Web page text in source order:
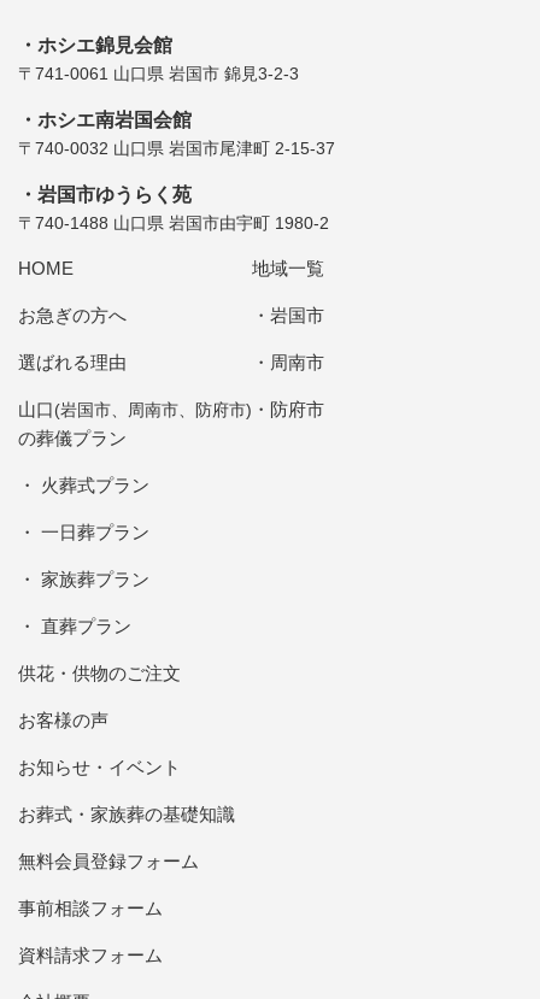
ホシエ錦見会館
〒741-0061 山口県 岩国市 錦見3-2-3
ホシエ南岩国会館
〒740-0032 山口県 岩国市尾津町 2-15-37
岩国市ゆうらく苑
〒740-1488 山口県 岩国市由宇町 1980-2
HOME
お急ぎの方へ
選ばれる理由
山口 (岩国市、周南市、防府市)
の葬儀プラン
火葬式プラン
一日葬プラン
家族葬プラン
直葬プラン
地域一覧
岩国市
周南市
防府市
供花・供物のご注文
お客様の声
お知らせ・イベント
お葬式・家族葬の基礎知識
無料会員登録フォーム
事前相談フォーム
資料請求フォーム